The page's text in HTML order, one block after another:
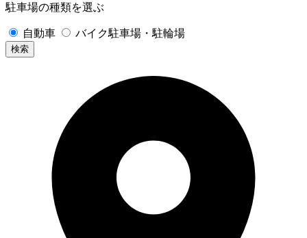
駐車場の種類を選ぶ
自動車 バイク駐車場・駐輪場
検索